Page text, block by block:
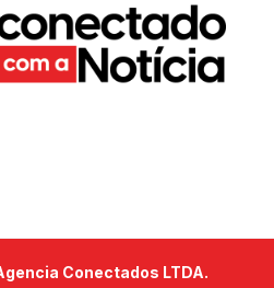
Conectados LTDA.